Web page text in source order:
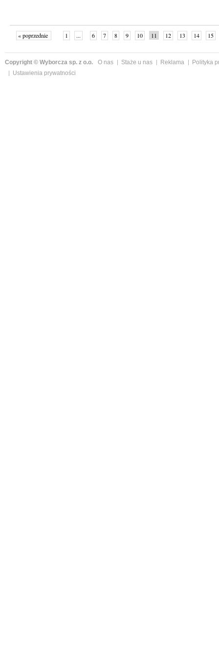
« poprzednie 1 ... 6 7 8 9 10 11 12 13 14 15
Copyright © Wyborcza sp. z o.o. O nas Staże u nas Reklama
Polityka
Ustawienia prywatności